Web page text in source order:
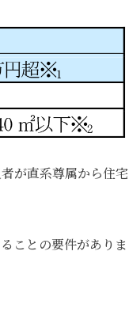
が直系尊属から住宅
ことの要件がありま